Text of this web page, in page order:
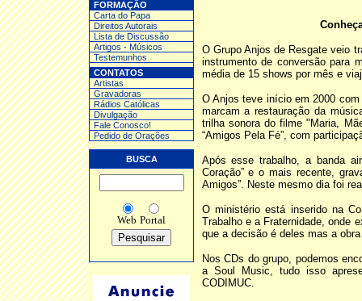
FORMAÇÃO
Carta do Papa
Direitos Autorais
Lista de Discussão
Artigos - Músicos
Testemunhos
CONTATOS
Artistas
Gravadoras
Rádios Católicas
Divulgação
Fale Conosco!
Pedido de Orações
BUSCA
Web Portal
O Grupo Anjos de Resgate veio
instrumento de conversão para
média de 15 shows por mês e
O Anjos teve início em 2000
marcam a restauração da
trilha sonora do filme "Maria,
“Amigos Pela Fé”, com
Após esse trabalho, a banda
Coração” e o mais recente,
Amigos”. Neste mesmo dia foi
O ministério está inserido na
Trabalho e a Fraternidade, onde
que a decisão é deles mas a
Nos CDs do grupo, podemos
a Soul Music, tudo isso
CODIMUC.